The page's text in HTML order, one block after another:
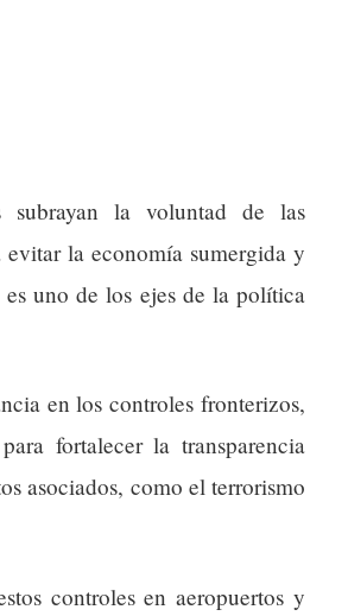
subrayan la voluntad de las
la economía sumergida y
uno de los ejes de la política
en los controles fronterizos,
fortalecer la transparencia
asociados, como el terrorismo
controles en aeropuertos y